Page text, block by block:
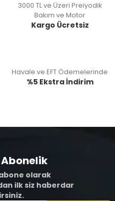
3000 TL ve Üzeri Preiyodik
Bakım ve Motor
Kargo Ücretsiz
Havale ve EFT Ödemelerinde
%5 Ekstra İndirim
olarak
ilk siz haberdar